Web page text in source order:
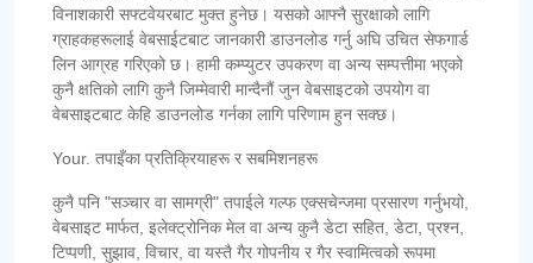
विनाशकारी सफ्टवेयरबाट मुक्त हुनेछ। यसको आफ्नै सुरक्षाको लागि
ग्राहकहरूलाई वेबसाईटबाट जानकारी डाउनलोड गर्नु अघि उचित सेफगार्ड
लिन आग्रह गरिएको छ। हामी कम्प्युटर उपकरण वा अन्य सम्पत्तीमा भएको
कुनै क्षतिको लागि कुनै जिम्मेवारी मान्दैनौं जुन वेबसाइटको उपयोग वा
वेबसाइटबाट केहि डाउनलोड गर्नका लागि परिणाम हुन सक्छ।
Your. तपाइँका प्रतिक्रियाहरू र सबमिशनहरू
कुनै पनि "सञ्चार वा सामग्री" तपाईले गल्फ एक्सचेन्जमा प्रसारण गर्नुभयो,
वेबसाइट मार्फत, इलेक्ट्रोनिक मेल वा अन्य कुनै डेटा सहित, डेटा, प्रश्न,
टिप्पणी, सुझाव, विचार, वा यस्तै गैर गोपनीय र गैर स्वामित्वको रूपमा